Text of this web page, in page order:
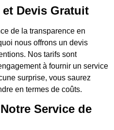
Devis Gratuit
de la transparence en
nous offrons un devis
Nos tarifs sont
à fournir un service
surprise, vous saurez
en termes de coûts.
Service de